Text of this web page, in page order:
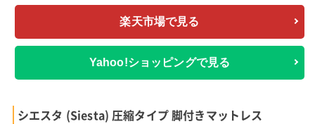
楽天市場で見る
Yahoo!ショッピングで見る
シエスタ (Siesta) 圧縮タイプ 脚付きマットレス